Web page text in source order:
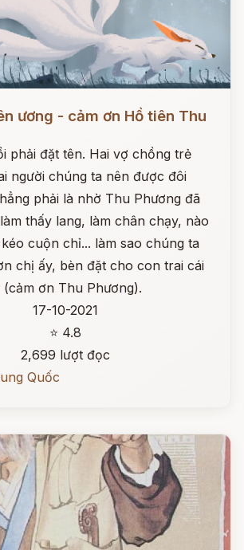
ương - cảm ơn Hồ tiên Thu
phải đặt tên. Hai vợ chồng trẻ
người chúng ta nên được đôi
phải là nhờ Thu Phương đã
thấy lang, làm chân chạy, nào
cuộn chỉ... làm sao chúng ta
chị ấy, bèn đặt cho con trai cái
ơn Thu Phương).
17-10-2021
⭐ 4.8
2,699 lượt đọc
Quốc